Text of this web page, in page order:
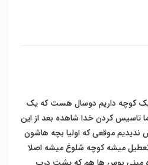
یک کوچه داریم دوسال هست که یک
تاسیس کردن خدا شاهده بعد از این
موقعی که اولیا بچه هاشون
تعطیل میشه کوچه شلوغ میشه اصلا